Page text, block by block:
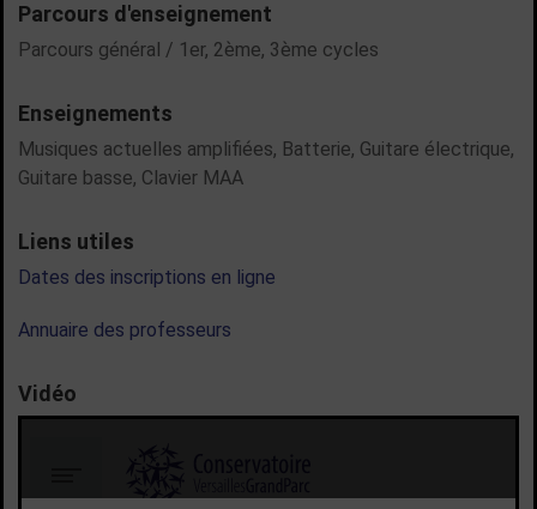
Parcours d'enseignement
Parcours général / 1er, 2ème, 3ème cycles
Enseignements
Musiques actuelles amplifiées, Batterie, Guitare électrique,
Guitare basse, Clavier MAA
Liens utiles
Dates des inscriptions en ligne
Annuaire des professeurs
Vidéo